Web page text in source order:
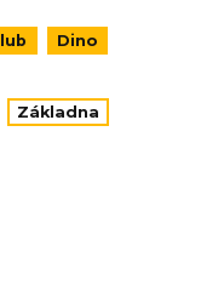
Dino
Základna